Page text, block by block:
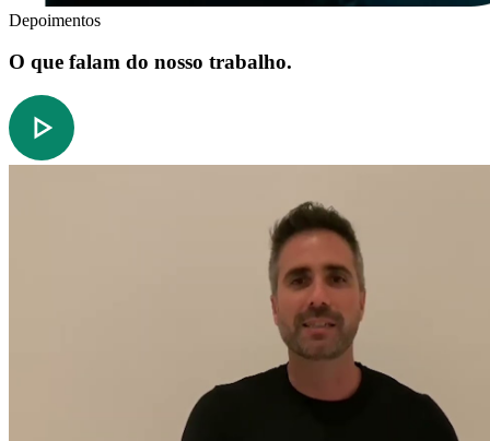
Depoimentos
O que falam do nosso trabalho.